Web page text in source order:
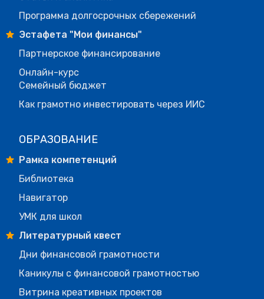
Программа долгосрочных сбережений
Эстафета "Мои финансы"
Партнерское финансирование
Онлайн-курс
Семейный бюджет
Как грамотно инвестировать через ИИС
ОБРАЗОВАНИЕ
Рамка компетенций
Библиотека
Навигатор
УМК для школ
Литературный квест
Дни финансовой грамотности
Каникулы с финансовой грамотностью
Витрина креативных проектов